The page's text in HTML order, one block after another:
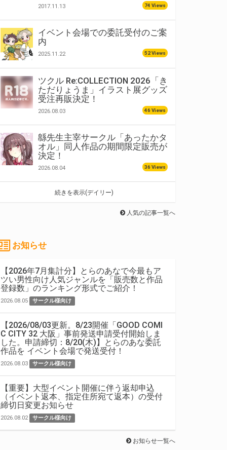
2017.11.13 74 Views
イベント会場での委託受付のご案
内
2025.11.22 52 Views
ツクル Re:COLLECTION 2026「き
ただりょうま」イラスト展グッズ
受注再販決定！
2026.08.03 46 Views
緜先生主宰サークル「あったかタ
オル」同人作品の期間限定販売が
決定！
2026.08.04 36 Views
続きを表示(デイリー)
人気の記事一覧へ
お知らせ
【2026年7月集計分】とらのあなで今最もア
ツい男性向け人気ジャンルを「販売数と作品
登録数」のランキング形式でご紹介！
2026.08.05 サークル様向け
【2026/08/03更新。8/23開催「GOOD COMI
C CITY 32 大阪」事前発送申請受付開始しま
した。申請締切：8/20(木)】とらのあな委託
作品を イベント会場で発送受付！
2026.08.03 サークル様向け
【重要】大型イベント開催に伴う返却申込
（イベント返本、指定住所宛て返本）の受付
締切日変更お知らせ
2026.08.02 サークル様向け
お知らせ一覧へ